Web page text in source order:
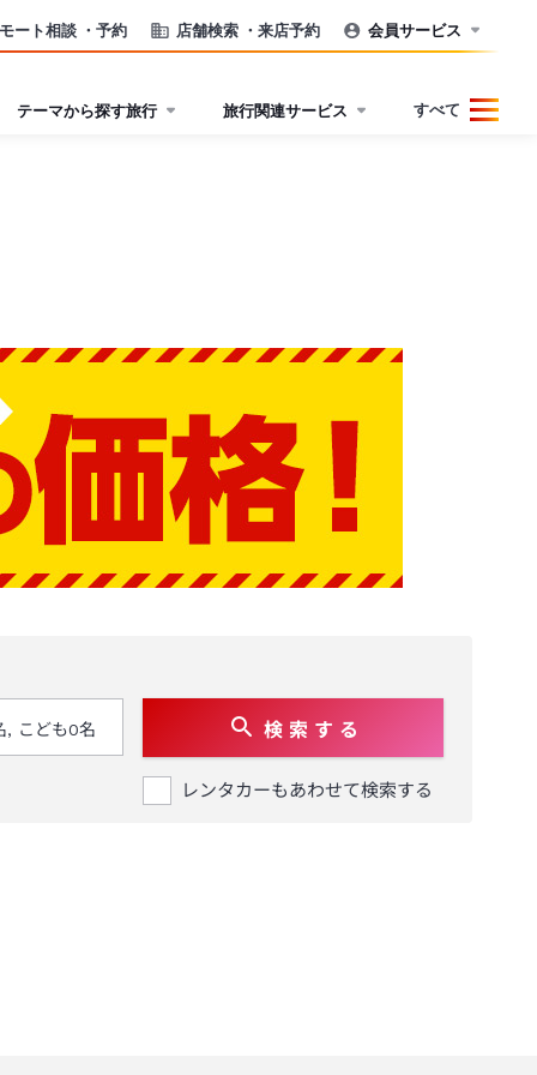
ート相談 ・予約 店舗検索 ・来店予約 会員サービス
テーマから探す旅行 旅行関連サービス すべて
検 索 す る
レンタカーもあわせて検索する